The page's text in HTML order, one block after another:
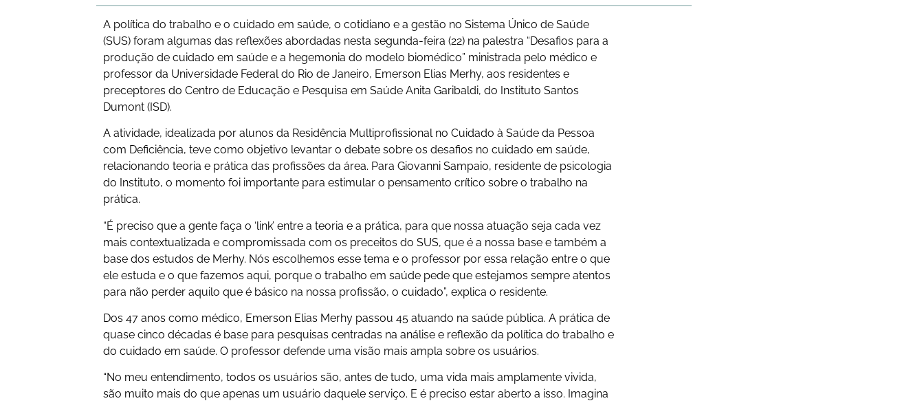
A política do trabalho e o cuidado em saúde, o cotidiano e a gestão no Sistema Único de Saúde
(SUS) foram algumas das reflexões abordadas nesta segunda-feira (22) na palestra “Desafios para a
produção de cuidado em saúde e a hegemonia do modelo biomédico” ministrada pelo médico e
professor da Universidade Federal do Rio de Janeiro, Emerson Elias Merhy, aos residentes e
preceptores do Centro de Educação e Pesquisa em Saúde Anita Garibaldi, do Instituto Santos
Dumont (ISD).
A atividade, idealizada por alunos da Residência Multiprofissional no Cuidado à Saúde da Pessoa
com Deficiência, teve como objetivo levantar o debate sobre os desafios no cuidado em saúde,
relacionando teoria e prática das profissões da área. Para Giovanni Sampaio, residente de psicologia
do Instituto, o momento foi importante para estimular o pensamento crítico sobre o trabalho na
prática.
“É preciso que a gente faça o ‘link’ entre a teoria e a prática, para que nossa atuação seja cada vez
mais contextualizada e compromissada com os preceitos do SUS, que é a nossa base e também a
base dos estudos de Merhy. Nós escolhemos esse tema e o professor por essa relação entre o que
ele estuda e o que fazemos aqui, porque o trabalho em saúde pede que estejamos sempre atentos
para não perder aquilo que é básico na nossa profissão, o cuidado”, explica o residente.
Dos 47 anos como médico, Emerson Elias Merhy passou 45 atuando na saúde pública. A prática de
quase cinco décadas é base para pesquisas centradas na análise e reflexão da política do trabalho e
do cuidado em saúde. O professor defende uma visão mais ampla sobre os usuários.
“No meu entendimento, todos os usuários são, antes de tudo, uma vida mais amplamente vivida,
são muito mais do que apenas um usuário daquele serviço. E é preciso estar aberto a isso. Imagina